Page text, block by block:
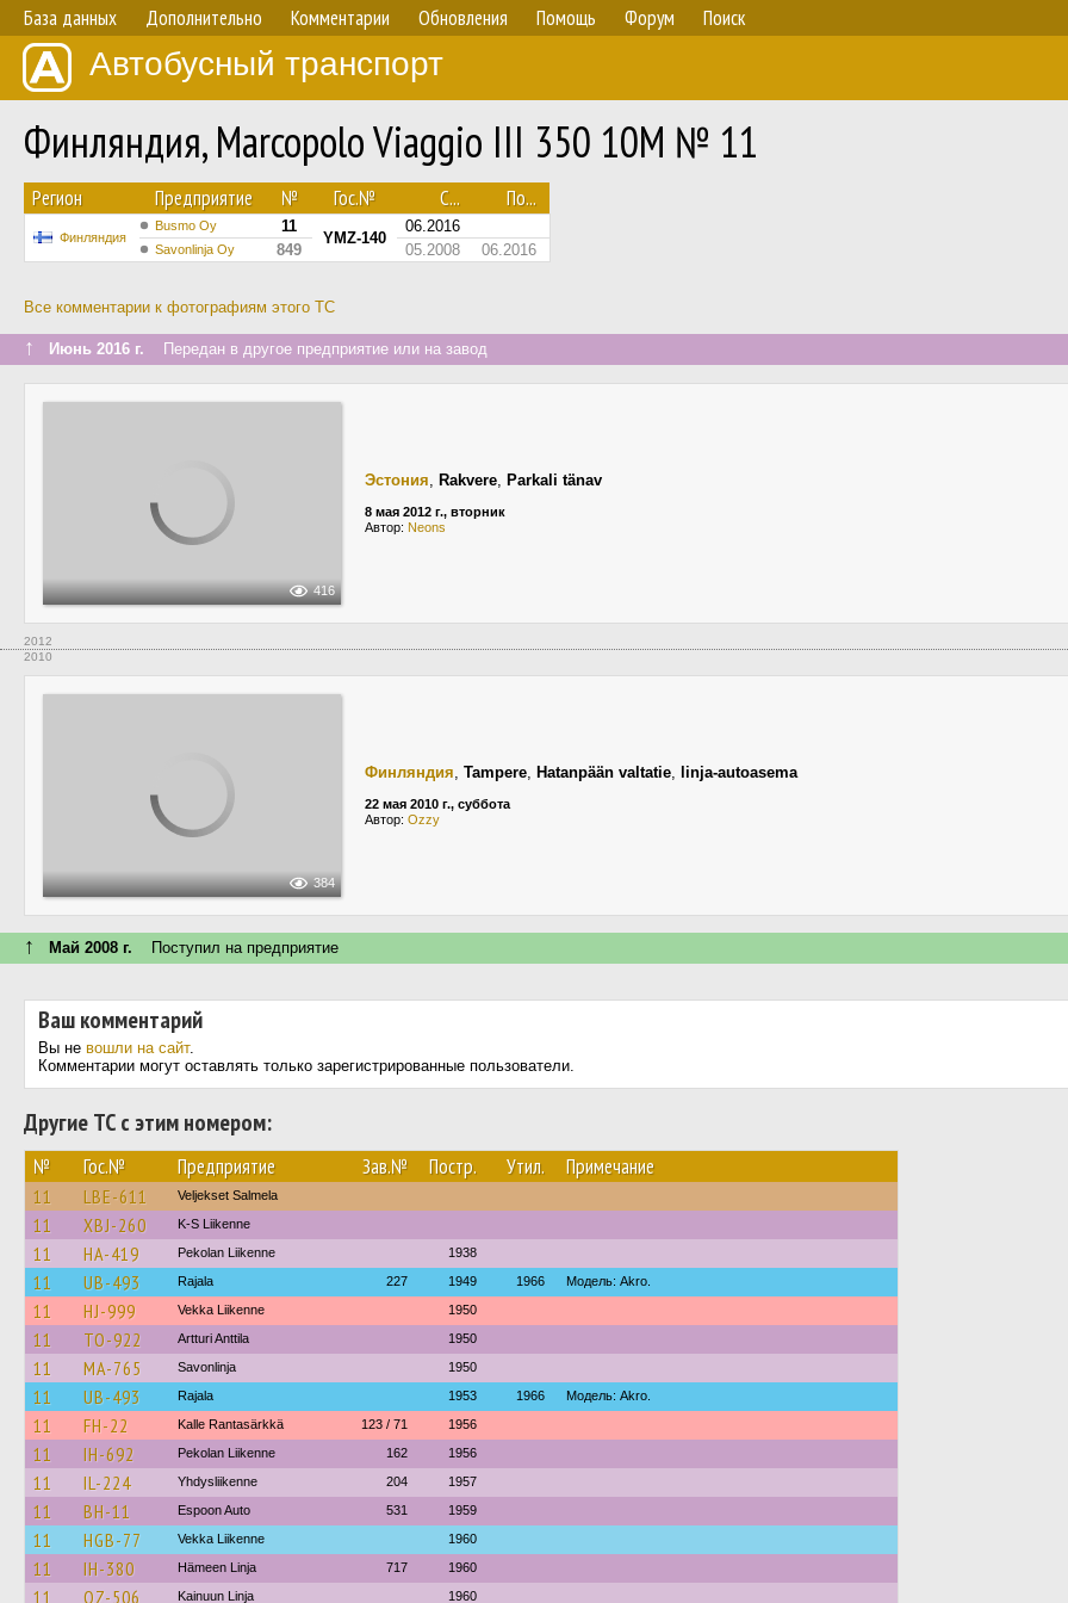
База данных Дополнительно Комментарии Обновления Помощь Форум Поиск
Автобусный транспорт
Финляндия, Marcopolo Viaggio III 350 10M № 11
Регион Предприятие № Гос.№ С... По...
Финляндия
Busmo Oy 11
YMZ-140
06.2016
Savonlinja Oy 849 05.2008 06.2016
Все комментарии к фотографиям этого ТС
↑ Июнь 2016 г. Передан в другое предприятие или на завод
416
Эстония, Rakvere, Parkali tänav
8 мая 2012 г., вторник
Автор: Neons
2012
2010
384
Финляндия, Tampere, Hatanpään valtatie, linja-autoasema
22 мая 2010 г., суббота
Автор: Ozzy
↑ Май 2008 г. Поступил на предприятие
Ваш комментарий
Вы не вошли на сайт.
Комментарии могут оставлять только зарегистрированные пользователи.
Другие ТС с этим номером:
№ Гос.№ Предприятие Зав.№ Постр. Утил. Примечание
11 LBE-611 Veljekset Salmela
11 XBJ-260 K-S Liikenne
11 HA-419 Pekolan Liikenne 1938
11 UB-493 Rajala 227 1949 1966 Модель: Akro.
11 HJ-999 Vekka Liikenne 1950
11 TO-922 Artturi Anttila 1950
11 MA-765 Savonlinja 1950
11 UB-493 Rajala 1953 1966 Модель: Akro.
11 FH-22 Kalle Rantasärkkä 123 / 71 1956
11 IH-692 Pekolan Liikenne 162 1956
11 IL-224 Yhdysliikenne 204 1957
11 BH-11 Espoon Auto 531 1959
11 HGB-77 Vekka Liikenne 1960
11 IH-380 Hämeen Linja 717 1960
11 OZ-506 Kainuun Linja 1960